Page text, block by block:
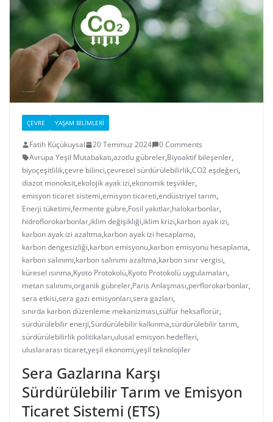
ÇEVRE YAŞAM BILIMLERI
Fatih Küçükuysal 20 Temmuz 2024
0 Comments
Avrupa Yeşil Mutabakatı,azotlu gübreler,Biyoaktif bileşenler,
biyoçeşitlilik,çevre bilinci,çevresel sürdürülebilirlik,CO2 eşdeğeri,
diazot monoksit,ekolojik ayak izi,ekonomik teşvikler,
emisyon ticaret sistemi,emisyon ticareti,endüstriyel tarım,
Enerji tüketimi,fermente gübre,Fosil yakıtlar,halokarbonlar,
hidroflorokarbonlar,iklim değişikliği,iklim krizi,karbon ayak izi,
karbon ayak izi azaltma,karbon ayak izi hesaplama,
karbon dengesizliği,karbon emisyonu,karbon emisyonu hesaplama,
karbon salınımı,karbon salınımı azaltma,karbon sınır vergisi,
küresel ısınma,Kyoto Protokolü,Kyoto Protokolü uygulamaları,
metan salınımı,organik gübreler,Paris Anlaşması,perflorokarbonlar,
sera etkisi,sera gazı emisyonları,sera gazları,
sınırda karbon düzenleme mekanizması,sülfür heksaflorür,
sürdürülebilir enerji,Sürdürülebilir kalkınma,sürdürülebilir tarım,
sürdürülebilirlik politikaları,ulusal emisyon hedefleri,
uluslararası ticaret,yeşil ekonomi,yeşil teknolojiler
Sera Gazlarına Karşı
Sürdürülebilir Tarım ve Emisyon
Ticaret Sistemi (ETS)